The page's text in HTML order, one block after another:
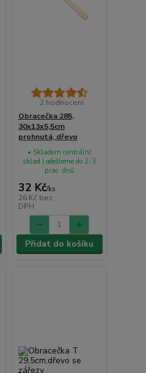
2 hodnocení
Obracečka 285,
30x13x5,5cm
prohnutá, dřevo
32 Kč/ks
26 Kč bez
DPH
• Skladem centrální
sklad | odešleme do 2-3
prac. dnů
Přidat do košíku